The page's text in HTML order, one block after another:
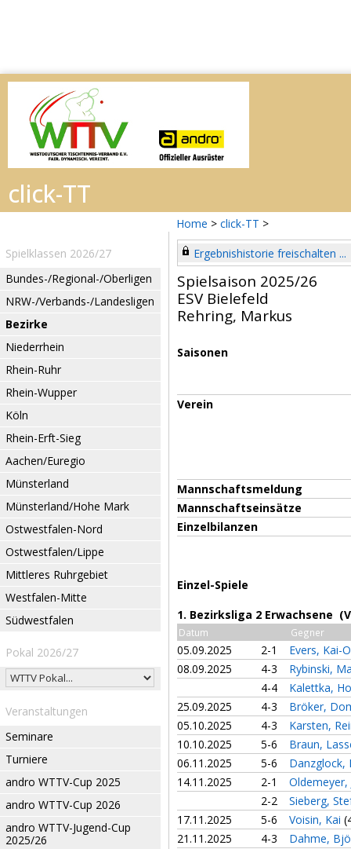
Home > click-TT >
Spielklassen 2026/27
Bundes-/Regional-/Oberligen
NRW-/Verbands-/Landesligen
Bezirke
Niederrhein
Rhein-Ruhr
Rhein-Wupper
Köln
Rhein-Erft-Sieg
Aachen/Euregio
Münsterland
Münsterland/Hohe Mark
Ostwestfalen-Nord
Ostwestfalen/Lippe
Mittleres Ruhrgebiet
Westfalen-Mitte
Südwestfalen
Pokal 2026/27
Veranstaltungen
Seminare
Turniere
andro WTTV-Cup 2025
andro WTTV-Cup 2026
andro WTTV-Jugend-Cup
2025/26
Ergebnishistorie freischalten ...
Spielsaison 2025/26
ESV Bielefeld
Rehring, Markus
Saisonen
Verein
Mannschaftsmeldung
Mannschaftseinsätze
Einzelbilanzen
Einzel-Spiele
1. Bezirksliga 2 Erwachsene
Datum Gegner
05.09.2025 2-1
Evers, Kai-
08.09.2025
4-3
Rybinski,
4-4
Kalettka,
25.09.2025
4-3
Bröker,
05.10.2025
4-3
Karsten,
10.10.2025
5-6
Braun,
06.11.2025
5-6
14.11.2025
2-1
2-2
Sieberg,
17.11.2025
5-6 Voisin, Kai
21.11.2025
4-3
Dahme,